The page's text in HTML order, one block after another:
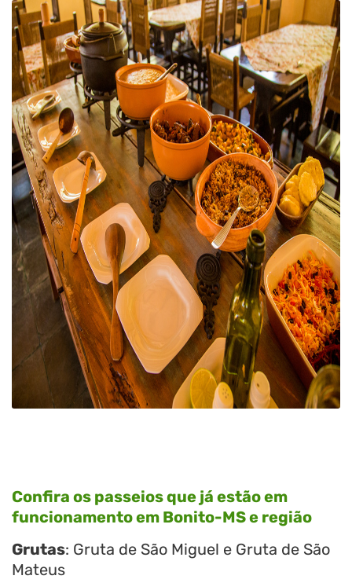
Confira os passeios que já estão em
funcionamento em Bonito-MS e região
Grutas: Gruta de São Miguel e Gruta de São
Mateus